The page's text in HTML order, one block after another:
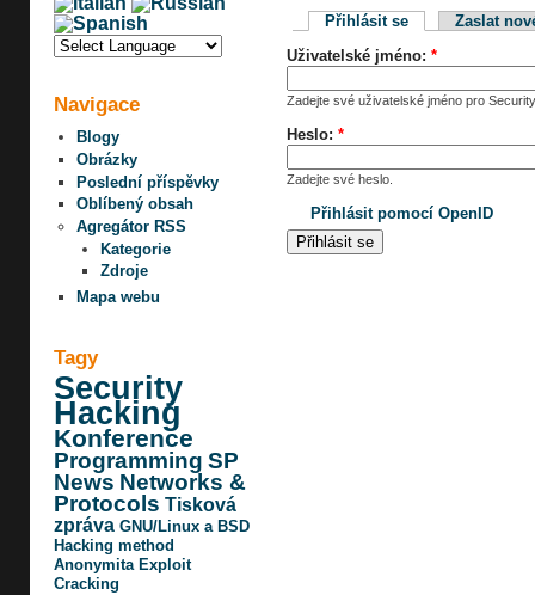
Navigace
Blogy
Obrázky
Poslední příspěvky
Oblíbený obsah
Agregátor RSS
Kategorie
Zdroje
Mapa webu
Tagy
Security
Hacking
Konference
Programming SP
News Networks &
Protocols Tisková
zpráva GNU/Linux a BSD
Hacking method
Anonymita Exploit
Cracking
Přihlásit se
Zaslat
Uživatelské jméno: *
Zadejte své uživatelské jméno pro
Heslo: *
Zadejte své heslo.
Přihlásit pomocí OpenID